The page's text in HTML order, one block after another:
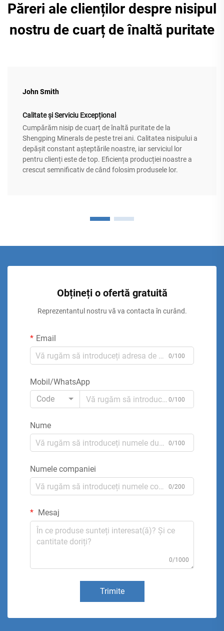
Păreri ale clienților despre nisipul
nostru de cuarț de înaltă puritate
John Smith
Calitate și Serviciu Excepțional
Cumpărăm nisip de cuarț de înaltă puritate de la
Shengping Minerals de peste trei ani. Calitatea nisipului a
depășit constant așteptările noastre, iar serviciul lor
pentru clienți este de top. Eficiența producției noastre a
crescut semnificativ de când folosim produsele lor.
Obțineți o ofertă gratuită
Reprezentantul nostru vă va contacta în curând.
Email
0/100
Mobil/WhatsApp
Code
0/100
Nume
0/100
Numele companiei
0/200
Mesaj
0/1000
Trimite